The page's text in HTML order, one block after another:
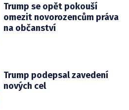
Trump se opět pokouší
omezit novorozencům práva
na občanství
Trump podepsal zavedení
nových cel